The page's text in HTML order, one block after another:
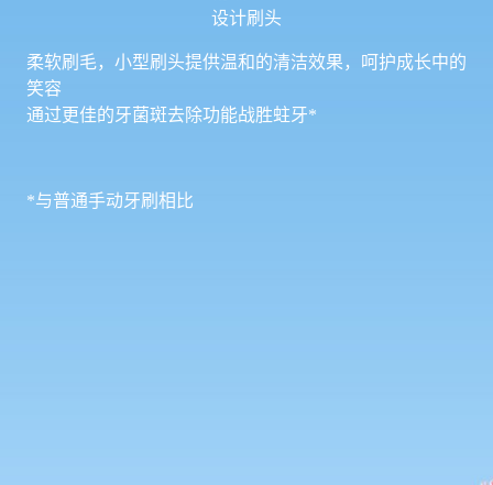
设计刷头
柔软刷毛，小型刷头提供温和的清洁效果，呵护成长中的
笑容
通过更佳的牙菌斑去除功能战胜蛀牙*
*与普通手动牙刷相比